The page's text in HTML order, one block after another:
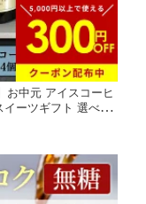
お中元 アイスコーヒ
イーツギフト 選べる
珈琲ゼリー ギフト
級 寒天